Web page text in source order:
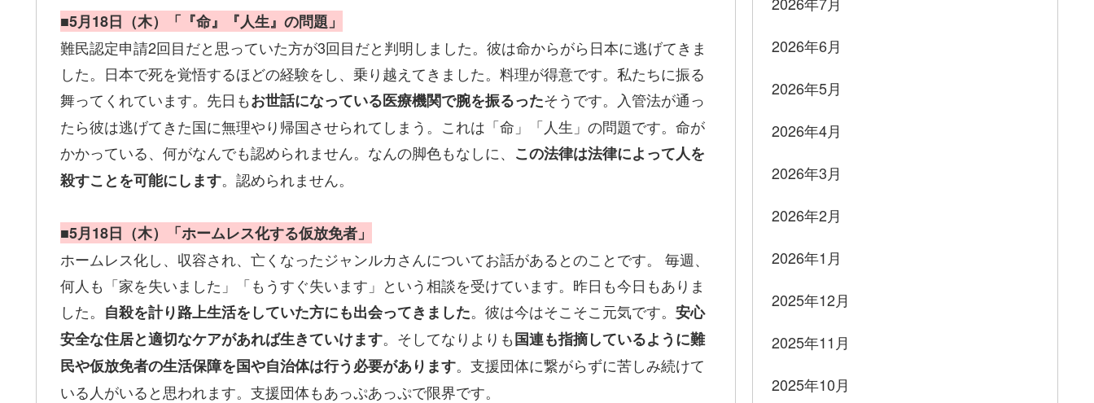
■5月18日（木）「『命』『人生』の問題」
難民認定申請2回目だと思っていた方が3回目だと判明しました。彼は命からがら日本に逃げてきま
した。日本で死を覚悟するほどの経験をし、乗り越えてきました。料理が得意です。私たちに振る
舞ってくれています。先日もお世話になっている医療機関で腕を振るったそうです。入管法が通っ
たら彼は逃げてきた国に無理やり帰国させられてしまう。これは「命」「人生」の問題です。命が
かかっている、何がなんでも認められません。なんの脚色もなしに、 この法律は法律によって人を
殺すことを可能にします。認められません。
■5月18日（木）「ホームレス化する仮放免者」
ホームレス化し、収容され、亡くなったジャンルカさんについてお話があるとのことです。 毎週、
何人も「家を失いました」「もうすぐ失います」という相談を受けています。昨日も今日もありま
した。 自殺を計り路上生活をしていた方にも出会ってきました。彼は今はそこそこ元気です。 安心
安全な住居と適切なケアがあれば生きていけます。そしてなりよりも国連も指摘しているように難
民や仮放免者の生活保障を国や自治体は行う必要があります。支援団体に繋がらずに苦しみ続けて
いる人がいると思われます。支援団体もあっぷあっぷで限界です。
2026年6月
2026年5月
2026年4月
2026年3月
2026年2月
2026年1月
2025年12月
2025年11月
2025年10月